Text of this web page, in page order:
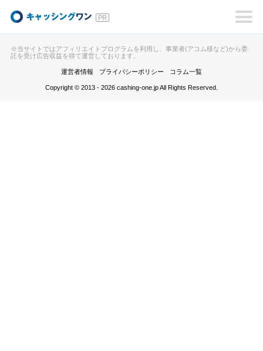
キャッシングワン
※当サイトではアフィリエイトプログラムを利用し、事業者(アコム様など)から委
託を受け広告収益を得て運営しております。
運営者情報 プライバシーポリシー コラム一覧
Copyright © 2013 - 2026 cashing-one.jp All Rights Reserved.